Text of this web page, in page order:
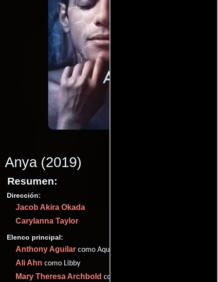
Anya(2019)
Resumen:
Dirección:
Jacob Akira Okada
Carylanna Taylor
Elenco principal:
Anthony Aguilar como Aquiles
Ali Ahn como Libby
Mary Theresa Archbold como Terry